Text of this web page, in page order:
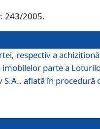
243/2005.
respectiv a
imobilelor parte a
aflată în procedură